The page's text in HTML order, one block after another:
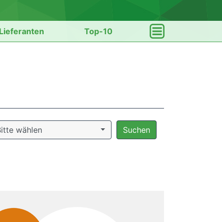
Top-10
wählen Suchen